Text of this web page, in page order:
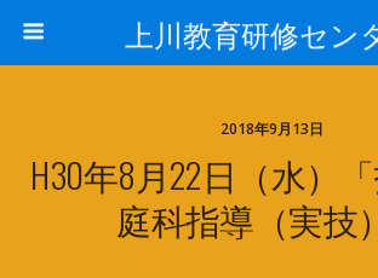
上川教育研修セン
2018年9月13日
H30年8月22日（水）
庭科指導（実技